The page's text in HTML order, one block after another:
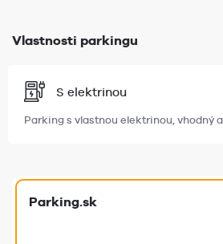
Vlastnosti parkingu
S elektrinou
Parking s vlastnou elektrinou, vhodný
Parking.sk